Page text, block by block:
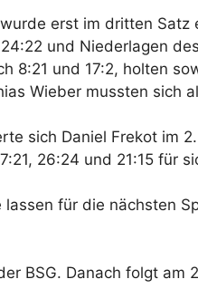
erst im dritten Satz
und Niederlagen
und 17:2, holten
Wieber mussten sich
sich Daniel Frekot im
26:24 und 21:15 für
für die nächsten
BSG. Danach folgt